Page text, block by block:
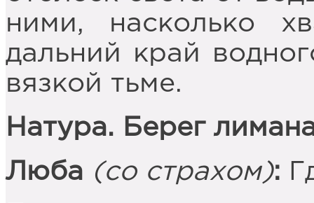
ними, насколько
дальний край
вязкой тьме.
Натура. Берег
Люба (со страхом):